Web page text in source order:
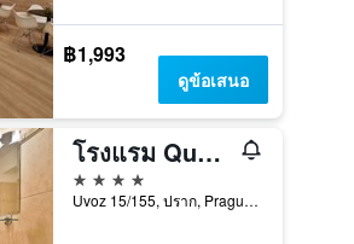
฿1,993
ดูข้อเสนอ
โรงแรม Questenberg
4 ดาว
Uvoz 15/155, ปราก, Prague Region, สาธารณรัฐเช็ก